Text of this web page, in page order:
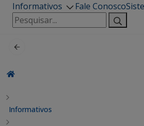
Informativos
Fale Conosco
Pesquisar
por:
Informativos